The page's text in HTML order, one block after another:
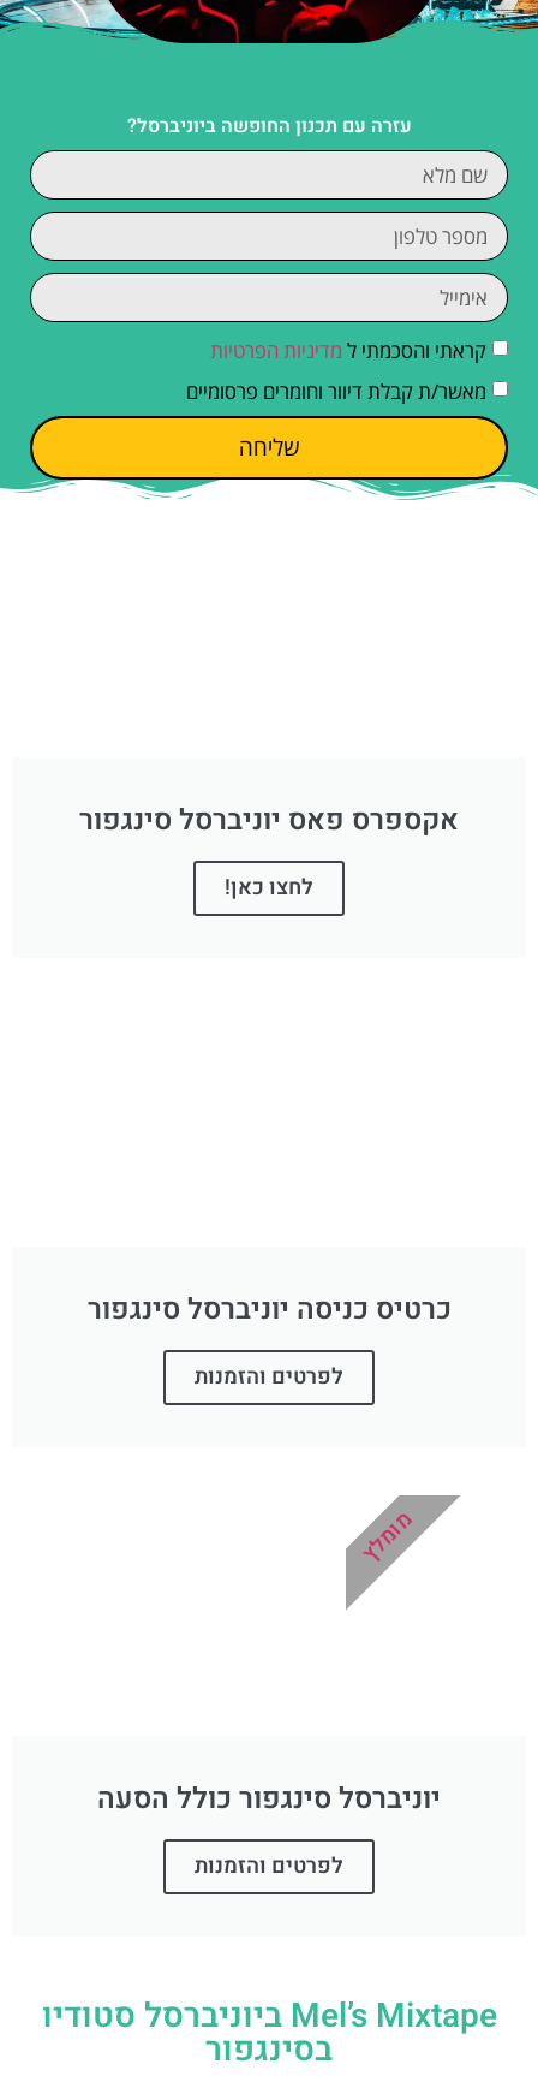
עזרה עם תכנון החופשה ביוניברסל?
קראתי והסכמתי ל מדיניות הפרטיות
מאשר/ת קבלת דיוור וחומרים פרסומיים
שליחה
אקספרס פאס יוניברסל סינגפור
לחצו כאן!
כרטיס כניסה יוניברסל סינגפור
לפרטים והזמנות
יוניברסל סינגפור כולל הסעה
לפרטים והזמנות
מומלץ
Mel’s Mixtape ביוניברסל סטודיו
בסינגפור